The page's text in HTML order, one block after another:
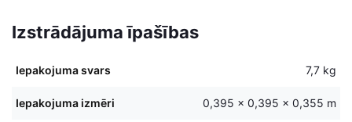
Izstrādājuma īpašības
Iepakojuma svars 7,7 kg
Iepakojuma izmēri 0,395 × 0,395 × 0,355 m